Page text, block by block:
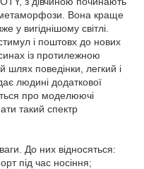
метаморфози. Вона краще
у вигіднішому світлі.
і поштовх до нових
із протилежною
шлях поведінки, легкий і
людині додаткової
про моделюючі
такий спектр
До них відносяться:
під час носіння;